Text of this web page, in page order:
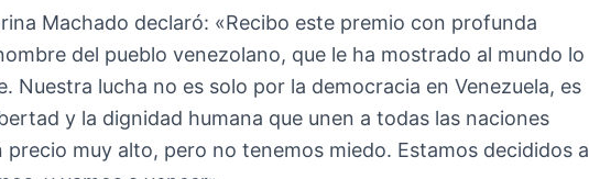
Machado declaró: «Recibo este premio con profunda
del pueblo venezolano, que le ha mostrado al mundo lo
Nuestra lucha no es solo por la democracia en Venezuela, es
y la dignidad humana que unen a todas las naciones
precio muy alto, pero no tenemos miedo. Estamos decididos a